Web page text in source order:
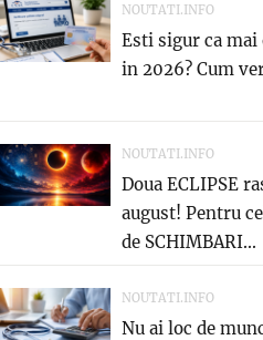
NOUTATI.INFO
Esti sigur ca mai
in 2026? Cum
NOUTATI.INFO
Doua ECLIPSE
august! Pentru
de SCHIMBARI...
NOUTATI.INFO
Nu ai loc de